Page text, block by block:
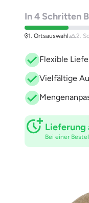
In 4 Schritten
1. Ortsauswahl 2.
Flexible
Vielfältige
Lieferung
Bei einer